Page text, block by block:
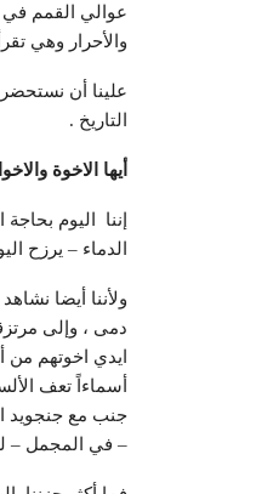
عوالي القمم في
والأحرار وهي
علينا أن
التاريخ .
أيها الاخوة
إننا اليوم
الدماء – يرزح
ولأننا أيضا
دمى ، وإلى
ايدي اخوتهم من
أسماءاً تعف
جنب مع جنجويد
– في المجمل –